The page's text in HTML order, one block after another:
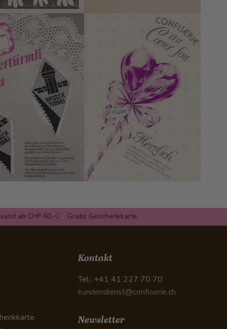
ab CHF 60.- Gratis Geschenkkarte
Kontakt
Tel.: +41 41 227 70 70
kundendienst@confiserie.ch
Newsletter